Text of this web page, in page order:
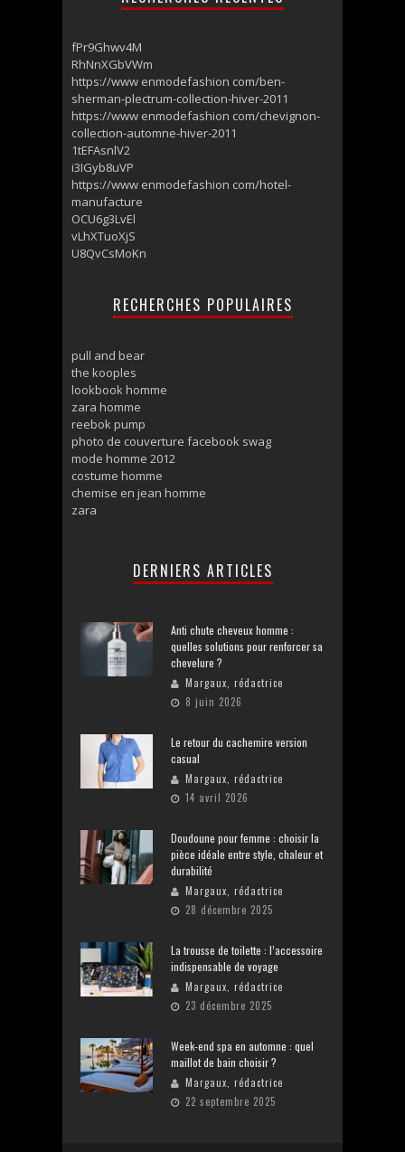
fPr9Ghwv4M
RhNnXGbVWm
https://www enmodefashion com/ben-
sherman-plectrum-collection-hiver-2011
https://www enmodefashion com/chevignon-
collection-automne-hiver-2011
1tEFAsnlV2
i3IGyb8uVP
https://www enmodefashion com/hotel-
manufacture
OCU6g3LvEl
vLhXTuoXjS
U8QvCsMoKn
RECHERCHES POPULAIRES
pull and bear
the kooples
lookbook homme
zara homme
reebok pump
photo de couverture facebook swag
mode homme 2012
costume homme
chemise en jean homme
zara
DERNIERS ARTICLES
Anti chute cheveux homme :
quelles solutions pour renforcer sa
chevelure ?
Margaux, rédactrice
8 juin 2026
Le retour du cachemire version
casual
Margaux, rédactrice
14 avril 2026
Doudoune pour femme : choisir la
pièce idéale entre style, chaleur et
durabilité
Margaux, rédactrice
28 décembre 2025
La trousse de toilette : l’accessoire
indispensable de voyage
Margaux, rédactrice
23 décembre 2025
Week-end spa en automne : quel
maillot de bain choisir ?
Margaux, rédactrice
22 septembre 2025